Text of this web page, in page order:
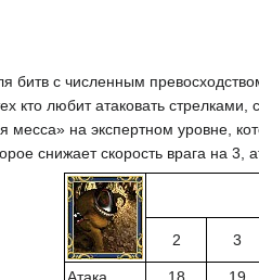
битв с численным
кто любит атаковать
месса» на экспертном уровне,
снижает скорость врага на
2 3
Атака 18 19